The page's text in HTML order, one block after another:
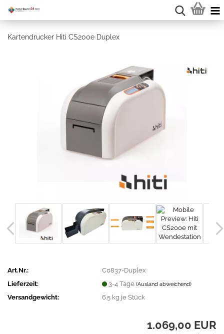
Kartendrucker Hiti CS200e Duplex
Art.Nr.:
C0837-Duplex
Lieferzeit:
3-4 Tage(Ausland abweichend)
Versandgewicht: 6.5 kg je Stück
1.069,00 EUR